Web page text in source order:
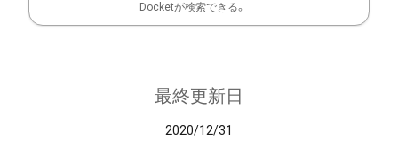
Docketが検索できる。
最終更新日
2020/12/31